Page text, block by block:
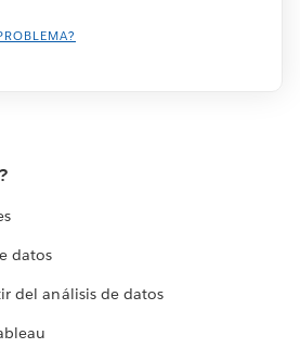
datos
del análisis de datos